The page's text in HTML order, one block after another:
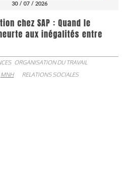
30 / 07 / 2026
chez SAP : Quand le
aux inégalités entre
ORGANISATION DU TRAVAIL
MNH RELATIONS SOCIALES